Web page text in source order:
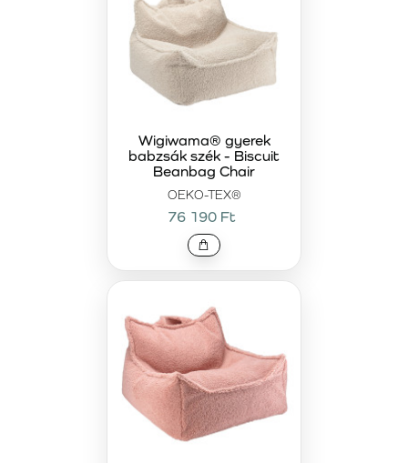
OEKO-TEX®
Wigiwama® gyerek
babzsák szék - Biscuit
Beanbag Chair
76 190 Ft